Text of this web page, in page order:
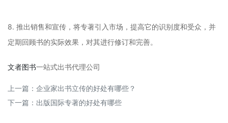
8. 推出销售和宣传，将专著引入市场，提高它的识别度和受众，并
定期回顾书的实际效果，对其进行修订和完善。
文者图书一站式出书代理公司
上一篇： 企业家出书立传的好处有哪些？
下一篇： 出版国际专著的好处有哪些